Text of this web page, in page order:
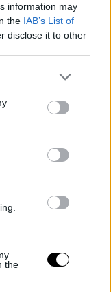
information may
the IAB’s List of
disclose it to other
the